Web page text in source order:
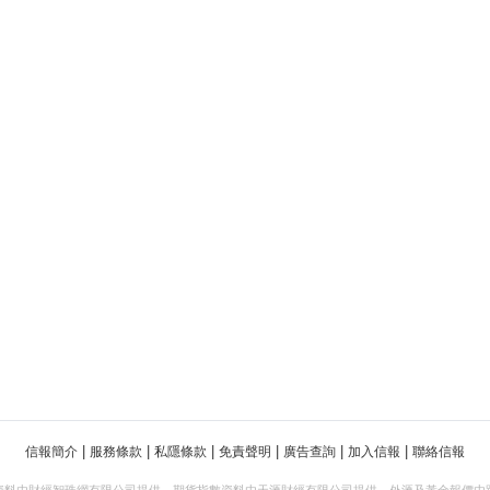
信報簡介 服務條款 私隱條款 免責聲明 廣告查詢 加入信報 聯絡信報